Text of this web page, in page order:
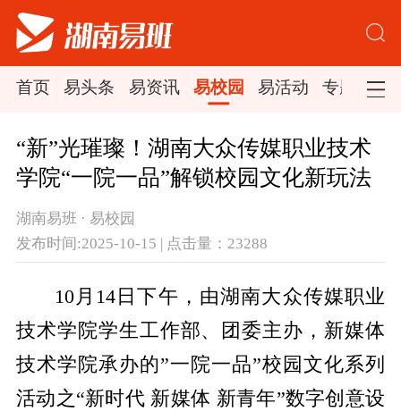
首页 易头条 易资讯 易校园 易活动 专题集锦
“新”光璀璨！湖南大众传媒职业技术
学院“一院一品”解锁校园文化新玩法
湖南易班 · 易校园
发布时间:2025-10-15 | 点击量：23288
10月14日下午，由湖南大众传媒职业
技术学院学生工作部、团委主办，新媒体
技术学院承办的”一院一品”校园文化系列
活动之“新时代 新媒体 新青年”数字创意设